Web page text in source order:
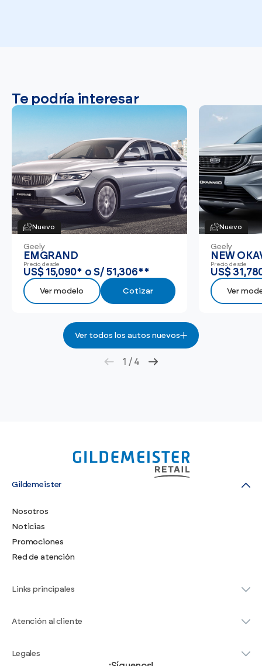
Te podría interesar
Nuevo
Geely
EMGRAND
Precio desde
US$ 15,090* o S/ 51,306**
Ver modelo Cotizar
Nuevo
Geely
NEW
Precio desde
US$
Ver
Ver todos los autos nuevos
1 / 4
Gildemeister
Nosotros
Noticias
Promociones
Red de atención
Links principales
Atención al cliente
Legales